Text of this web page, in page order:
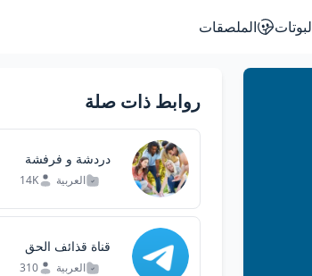
الملصقات
روابط ذات صلة
دردشة و فرفشة
بلحياة لمقرمش
العربية 14K
قناة قذائف الحق
العربية 310